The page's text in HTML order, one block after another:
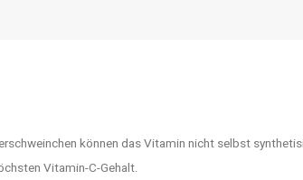
können das Vitamin nicht selbst
Vitamin-C-Gehalt.